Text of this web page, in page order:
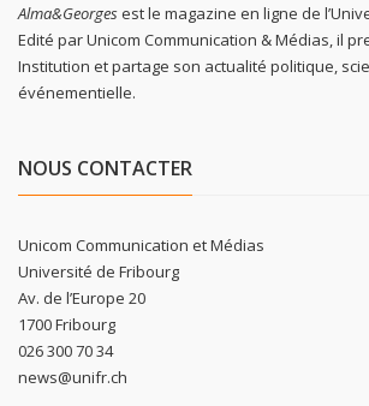
Alma&Georgesest le magazine en ligne de
Edité par Unicom Communication & Médias, il
Institution et partage son actualité politique,
événementielle.
NOUS CONTACTER
Unicom Communication et Médias
Université de Fribourg
Av. de l’Europe 20
1700 Fribourg
026 300 70 34
news@unifr.ch